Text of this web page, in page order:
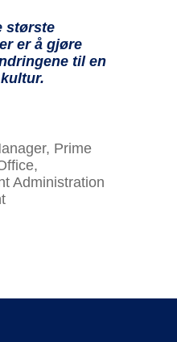
største
er å gjøre
til en
Prime
Administration